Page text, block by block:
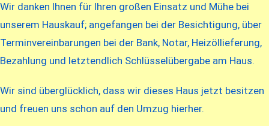
Wir danken Ihnen für Ihren großen Einsatz und Mühe bei
unserem Hauskauf; angefangen bei der Besichtigung, über
Terminvereinbarungen bei der Bank, Notar, Heizöllieferung,
Bezahlung und letztendlich Schlüsselübergabe am Haus.
Wir sind überglücklich, dass wir dieses Haus jetzt besitzen
und freuen uns schon auf den Umzug hierher.